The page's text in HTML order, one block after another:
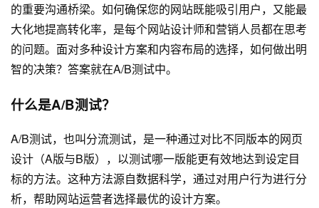
的重要沟通桥梁。如何确保您的网站既能吸引用户，又能最
大化地提高转化率，是每个网站设计师和营销人员都在思考
的问题。面对多种设计方案和内容布局的选择，如何做出明
智的决策？答案就在A/B测试中。
什么是A/B测试？
A/B测试，也叫分流测试，是一种通过对比不同版本的网页
设计 （A版与B版），以测试哪一版能更有效地达到设定目
标的方法。这种方法源自数据科学，通过对用户行为进行分
析，帮助网站运营者选择最优的设计方案。